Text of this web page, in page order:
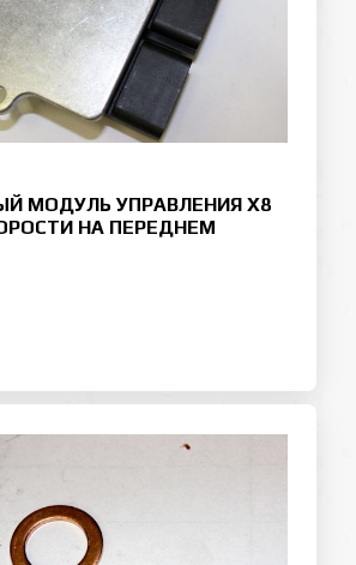
МОДУЛЬ УПРАВЛЕНИЯ Х8
НА ПЕРЕДНЕМ